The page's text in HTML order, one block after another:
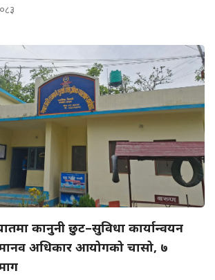
कानुनी छुट–सुविधा कार्यान्वयन
अधिकार आयोगको चासो, ७